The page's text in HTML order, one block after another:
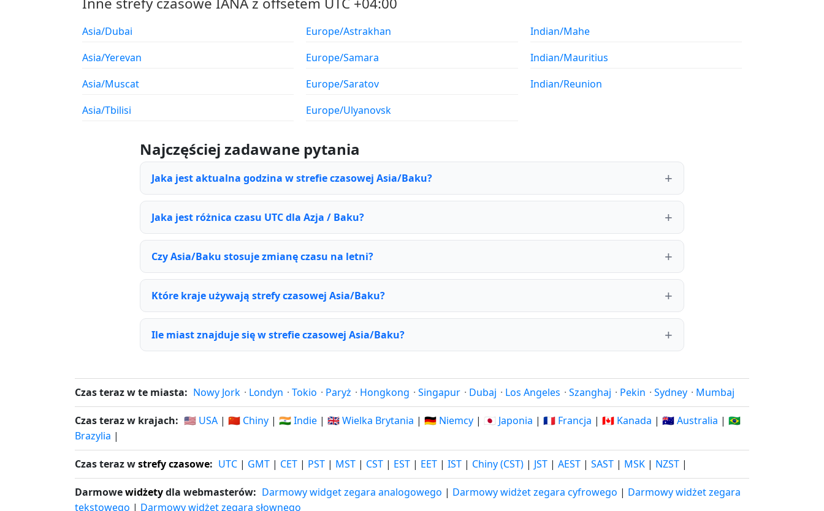
Asia/Dubai
Asia/Yerevan
Asia/Muscat
Asia/Tbilisi
Europe/Astrakhan
Europe/Samara
Europe/Saratov
Europe/Ulyanovsk
Indian/Mahe
Indian/Mauritius
Indian/Reunion
Najczęściej zadawane pytania
Jaka jest aktualna godzina w strefie czasowej Asia/Baku?
Jaka jest różnica czasu UTC dla Azja / Baku?
Czy Asia/Baku stosuje zmianę czasu na letni?
Które kraje używają strefy czasowej Asia/Baku?
Ile miast znajduje się w strefie czasowej Asia/Baku?
Czas teraz w te miasta: Nowy Jork · Londyn · Tokio · Paryż · Hongkong · Singapur · Dubaj · Los Angeles · Szanghaj · Pekin · Sydney · Mumbaj
Czas teraz w krajach: 🇺🇸 USA | 🇨🇳 Chiny | 🇮🇳 Indie | 🇬🇧 Wielka Brytania | 🇩🇪 Niemcy | 🇯🇵 Japonia | 🇫🇷 Francja | 🇨🇦 Kanada | 🇦🇺 Australia | 🇧🇷
Brazylia |
Czas teraz wstrefy czasowe: UTC | GMT | CET | PST | MST | CST | EST | EET | IST | Chiny (CST) | JST | AEST | SAST | MSK | NZST |
Darmowewidżetydla webmasterów: Darmowy widget zegara analogowego | Darmowy widżet zegara cyfrowego | Darmowy widżet zegara
tekstowego | Darmowy widżet zegara słownego